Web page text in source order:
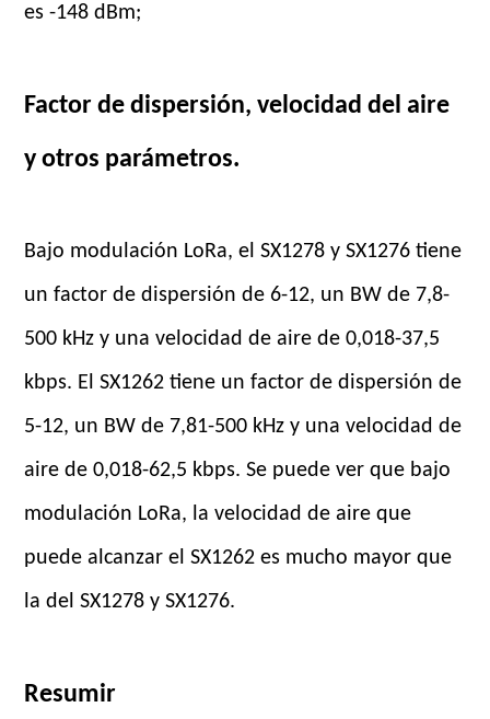
es -148 dBm;
Factor de dispersión, velocidad del aire
y otros parámetros.
Bajo modulación LoRa, el SX1278 y SX1276 tiene
un factor de dispersión de 6-12, un BW de 7,8-
500 kHz y una velocidad de aire de 0,018-37,5
kbps. El SX1262 tiene un factor de dispersión de
5-12, un BW de 7,81-500 kHz y una velocidad de
aire de 0,018-62,5 kbps. Se puede ver que bajo
modulación LoRa, la velocidad de aire que
puede alcanzar el SX1262 es mucho mayor que
la del SX1278 y SX1276.
Resumir